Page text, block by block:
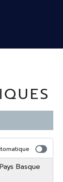
Basque